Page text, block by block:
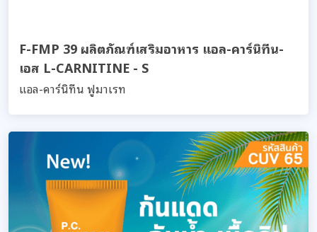
F-FMP 39 ผลิตภัณฑ์เสริมอาหาร แอล-คาร์นิทีน-
เอส L-CARNITINE - S
แอล-คาร์นิทีน ฟูมาเรท